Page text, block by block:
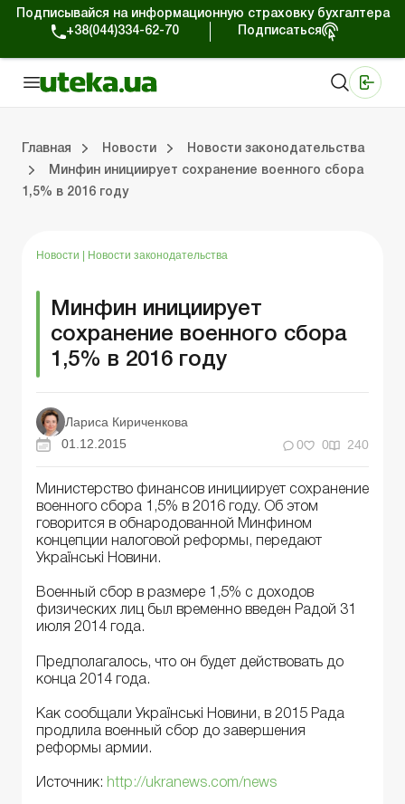
Подписывайся на информационную страховку бухгалтера
+38(044)334-62-70
Подписаться
Главная Новости
Новости законодательства
Минфин инициирует сохранение военного сбора
1,5% в 2016 году
Новости Новости законодательства
Минфин инициирует
сохранение военного сбора
1,5% в 2016 году
Лариса Кириченкова
01.12.2015
0 0 240
Министерство финансов инициирует сохранение
военного сбора 1,5% в 2016 году. Об этом
говорится в обнародованной Минфином
концепции налоговой реформы, передают
Українські Новини.
Военный сбор в размере 1,5% с доходов
физических лиц был временно введен Радой 31
июля 2014 года.
Предполагалось, что он будет действовать до
конца 2014 года.
Как сообщали Українські Новини, в 2015 Рада
продлила военный сбор до завершения
реформы армии.
Источник: http://ukranews.com/news